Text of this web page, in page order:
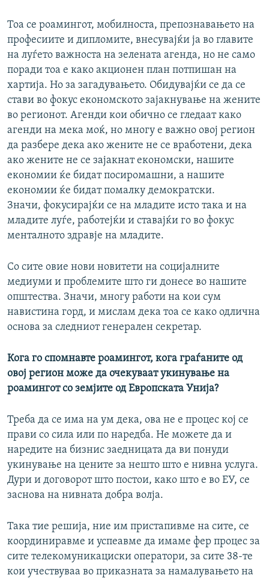
Тоа се роамингот, мобилноста, препознавањето на
професиите и дипломите, внесувајќи ја во главите
на луѓето важноста на зелената агенда, но не само
поради тоа е како акционен план потпишан на
хартија. Но за загадувањето. Обидувајќи се да се
стави во фокус економското зајакнување на жените
во регионот. Агенди кои обично се гледаат како
агенди на мека моќ, но многу е важно овој регион
да разбере дека ако жените не се вработени, дека
ако жените не се зајакнат економски, нашите
економии ќе бидат посиромашни, а нашите
економии ќе бидат помалку демократски.
Значи, фокусирајќи се на младите исто така и на
младите луѓе, работејќи и ставајќи го во фокус
менталното здравје на младите.
Со сите овие нови новитети на социјалните
медиуми и проблемите што ги донесе во нашите
општества. Значи, многу работи на кои сум
навистина горд, и мислам дека тоа се како одлична
основа за следниот генерален секретар.
Кога го спомнавте роамингот, кога граѓаните од
овој регион може да очекуваат укинување на
роамингот со земјите од Европската Унија?
Треба да се има на ум дека, ова не е процес кој се
прави со сила или по наредба. Не можете да и
наредите на бизнис заедницата да ви понуди
укинување на цените за нешто што е нивна услуга.
Дури и договорот што постои, како што е во ЕУ, се
заснова на нивната добра волја.
Така тие решија, ние им пристапивме на сите, се
координиравме и успеавме да имаме фер процес за
сите телекомуникациски оператори, за сите 38-те
кои учествуваа во приказната за намалувањето на